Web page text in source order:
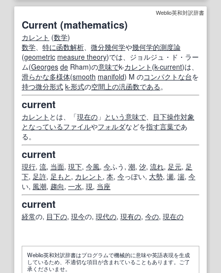
Weblio英和対訳辞書
Current (mathematics)
カレント (数学)
数学、 特に函数解析、 微分幾何学や幾何学的測度論
(geometric measure theory)では、ジョルジュ・ド・ラー
ム(Georges de Rham)の意味でk-カレント (k-current)は、
滑らかな多様体(smooth manifold) M のコンパクトな台を
持つ微分形式 k-形式の空間上の汎函数である。
current
カレント とは、「現在の 」 という意味で、 目下操作対象
となっているファイルやフォルダなどを指す言葉であ
る。
current
現行, 流, 当面, 現下, 今風, 今ふう, 潮, 汐, 流れ, 足元, 足
下, 足許, 足もと , カレント , 本, 今っぽい, 大勢, 瀬, 湍, 今
い, 風潮, 趨向, 一水, 現, 当座
current
経常の, 目下の, 現今の, 現代の, 現有の, 今の, 現在の
Weblio英和対訳辞書はプログラムで機械的に意味や英語表現を生成
しているため、不適切な項目が含まれていることもあります。ご了
承くださいませ。